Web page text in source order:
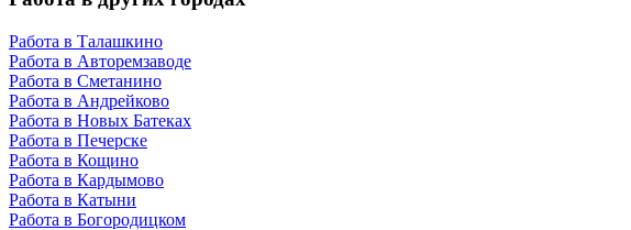
Работа в Талашкино
Работа в Авторемзаводе
Работа в Сметанино
Работа в Андрейково
Работа в Новых Батеках
Работа в Печерске
Работа в Кощино
Работа в Кардымово
Работа в Катыни
Работа в Богородицком